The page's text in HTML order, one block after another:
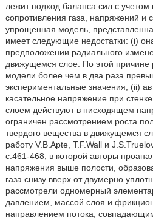
лежит подход баланса сил с учетом
сопротивления газа, напряжений и
упрощенная модель,
имеет следующие недостатки: (i)
предположении радиального
движущемся слое. По этой причине
модели более чем в два раза
экспериментальные значения; (ii)
касательное напряжение при
слоем действуют в нисходящем
ограничен рассмотрением роста
твердого вещества в движущемся
работу V.B.Apte, T.F.Wall и
с.461-468, в которой авторы
напряжения выше полости,
газа снизу вверх от двумерно
рассмотрели одномерный
давлением, массой слоя и
направлением потока,